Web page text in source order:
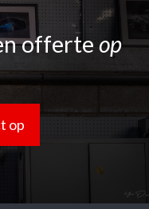
offerteop
op